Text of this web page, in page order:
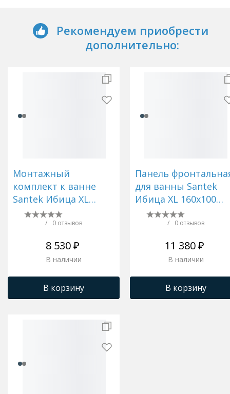
Рекомендуем приобрести
дополнительно:
Монтажный
комплект к ванне
Santek Ибица XL
160х100 левой и
правой 1WH112427
/ 0 отзывов
8 530 ₽
В наличии
В корзину
Панель
для ванны Santek
Ибица XL 160х100
правая 1WH112206
/ 0 отзывов
11 380 ₽
В наличии
В корзину